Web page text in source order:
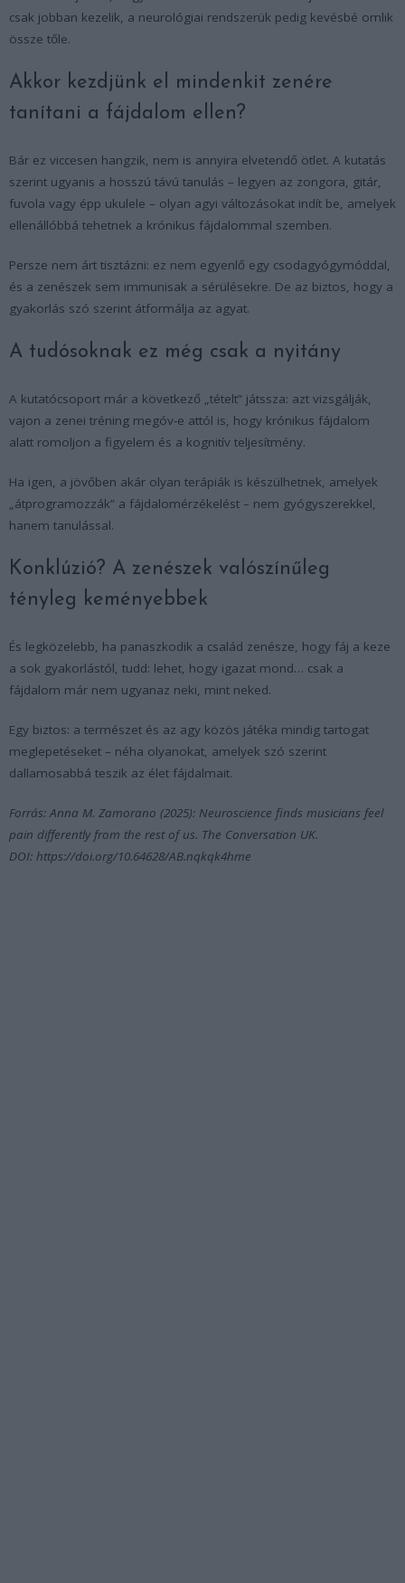
csak jobban kezelik, a neurológiai rendszerük pedig kevésbé omlik
össze tőle.
Akkor kezdjünk el mindenkit zenére
tanítani a fájdalom ellen?
Bár ez viccesen hangzik, nem is annyira elvetendő ötlet. A kutatás
szerint ugyanis a hosszú távú tanulás – legyen az zongora, gitár,
fuvola vagy épp ukulele – olyan agyi változásokat indít be, amelyek
ellenállóbbá tehetnek a krónikus fájdalommal szemben.
Persze nem árt tisztázni: ez nem egyenlő egy csodagyógymóddal,
és a zenészek sem immunisak a sérülésekre. De az biztos, hogy a
gyakorlás szó szerint átformálja az agyat.
A tudósoknak ez még csak a nyitány
A kutatócsoport már a következő „tételt” játssza: azt vizsgálják,
vajon a zenei tréning megóv-e attól is, hogy krónikus fájdalom
alatt romoljon a figyelem és a kognitív teljesítmény.
Ha igen, a jövőben akár olyan terápiák is készülhetnek, amelyek
„átprogramozzák” a fájdalomérzékelést – nem gyógyszerekkel,
hanem tanulással.
Konklúzió? A zenészek valószínűleg
tényleg keményebbek
És legközelebb, ha panaszkodik a család zenésze, hogy fáj a keze
a sok gyakorlástól, tudd: lehet, hogy igazat mond… csak a
fájdalom már nem ugyanaz neki, mint neked.
Egy biztos: a természet és az agy közös játéka mindig tartogat
meglepetéseket – néha olyanokat, amelyek szó szerint
dallamosabbá teszik az élet fájdalmait.
Forrás: Anna M. Zamorano (2025): Neuroscience finds musicians feel
pain differently from the rest of us. The Conversation UK.
DOI: https://doi.org/10.64628/AB.nqkqk4hme